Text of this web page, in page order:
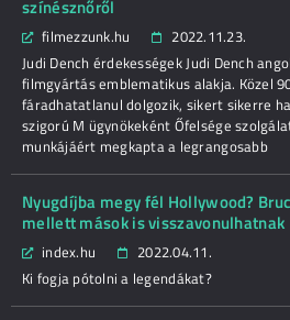
színésznőről
filmezzunk.hu
2022.11.23.
Judi Dench érdekességek Judi Dench
filmgyártás emblematikus alakja. Közel
fáradhatatlanul dolgozik, sikert sikerre
szigorú M ügynökeként Őfelsége
munkájáért megkapta a legrangosabb
Nyugdíjba megy fél Hollywood?
mellett mások is visszavonulhatnak
index.hu
2022.04.11.
Ki fogja pótolni a legendákat?